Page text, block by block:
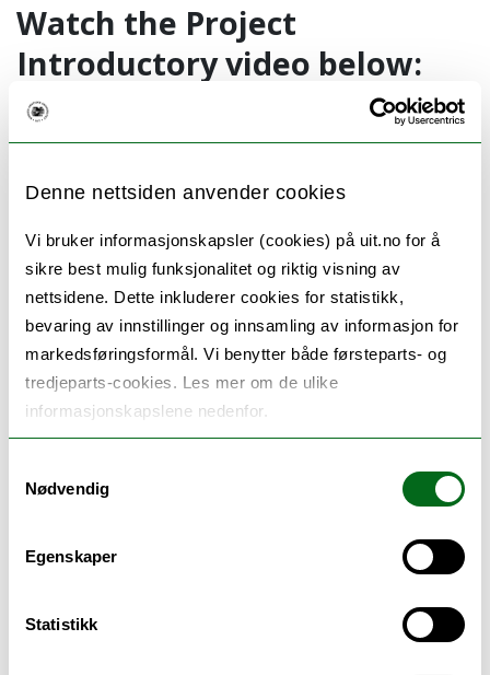
Denne nettsiden anvender cookies
Vi bruker informasjonskapsler (cookies) på uit.no for å
sikre best mulig funksjonalitet og riktig visning av
nettsidene. Dette inkluderer cookies for statistikk,
bevaring av innstillinger og innsamling av informasjon for
markedsføringsformål. Vi benytter både førsteparts- og
tredjeparts-cookies. Les mer om de ulike
informasjonskapslene nedenfor.
Nødvendig
Egenskaper
Statistikk
Watch the Project
Introductory video below:
Click here -
Introduction to
ENFORCE Project
Partners
UiT, The Arctic University of Norway
University of Ireland Galway, Ireland
Faroese Environmental Agency, Faroe
Islands
Arctic Experts, Norway